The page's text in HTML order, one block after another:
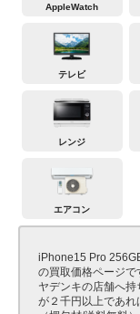
AppleWatch
テレビ
レンジ
エアコン
iPhone15 Pro
の買取価格ページ
ヤデンキの店舗へ
が２千円以上であ